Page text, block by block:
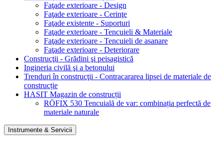
Faţade exterioare - Design
Faţade exterioare - Cerinţe
Faţade existente - Suporturi
Faţade exterioare - Tencuieli & Materiale
Faţade exterioare - Tencuieli de asanare
Faţade exterioare - Deteriorare
Construcţii - Grădini şi peisagistică
Ingineria civilă şi a betonului
Trenduri în construcţii - Contracararea lipsei de materiale de
construcție
HASIT Magazin de construcții
RÖFIX 530 Tencuială de var: combinația perfectă de
materiale naturale
Instrumente & Servicii